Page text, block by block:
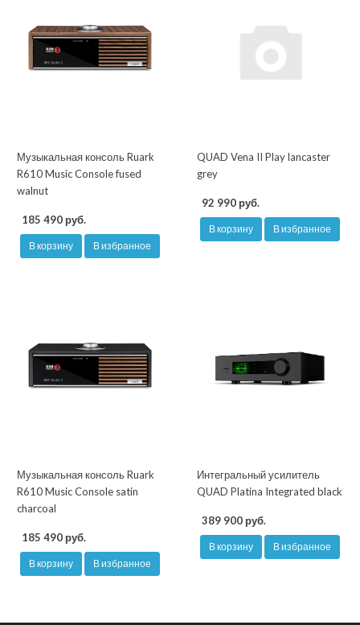
Музыкальная консоль Ruark
R610 Music Console fused
walnut
185 490 руб.
В корзину В избранное
QUAD Vena II Play lancaster
grey
92 990 руб.
В корзину В избранное
Музыкальная консоль Ruark
R610 Music Console satin
charcoal
185 490 руб.
В корзину В избранное
Интегральный усилитель
QUAD Platina Integrated black
389 900 руб.
В корзину В избранное